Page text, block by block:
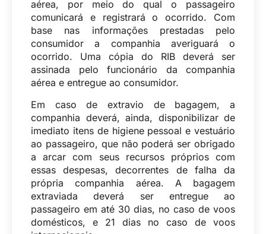
aérea, por meio do qual o passageiro
comunicará e registrará o ocorrido. Com
base nas informações prestadas pelo
consumidor a companhia averiguará o
ocorrido. Uma cópia do RIB deverá ser
assinada pelo funcionário da companhia
aérea e entregue ao consumidor.
Em caso de extravio de bagagem, a
companhia deverá, ainda, disponibilizar de
imediato itens de higiene pessoal e vestuário
ao passageiro, que não poderá ser obrigado
a arcar com seus recursos próprios com
essas despesas, decorrentes de falha da
própria companhia aérea. A bagagem
extraviada deverá ser entregue ao
passageiro em até 30 dias, no caso de voos
domésticos, e 21 dias no caso de voos